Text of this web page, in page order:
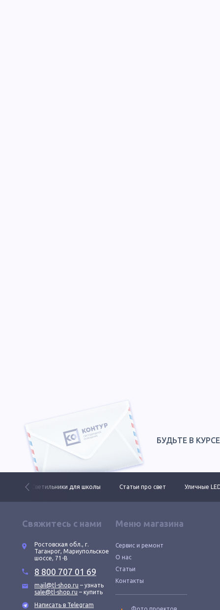
БУДЬТЕ В
Светильники для школы Статьи про свет Уличные
Свяжитесь с нами
Ростовская обл., г.
Таганрог, Мариупольское
шоссе, 71-В
8 800 707 01 69
mail@tl-shop.ru – узнать
sale@tl-shop.ru – купить
Написать в Telegram
Меню магазина
Сервис и ремонт
О нас
Статьи
Контакты